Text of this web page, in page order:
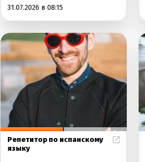
31.07.2026 в 08:15
Репетитор по испанскому
языку